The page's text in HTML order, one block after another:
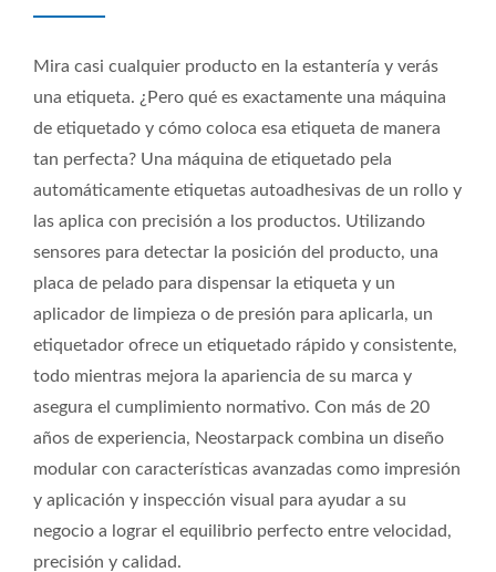
Mira casi cualquier producto en la estantería y verás
una etiqueta. ¿Pero qué es exactamente una máquina
de etiquetado y cómo coloca esa etiqueta de manera
tan perfecta? Una máquina de etiquetado pela
automáticamente etiquetas autoadhesivas de un rollo y
las aplica con precisión a los productos. Utilizando
sensores para detectar la posición del producto, una
placa de pelado para dispensar la etiqueta y un
aplicador de limpieza o de presión para aplicarla, un
etiquetador ofrece un etiquetado rápido y consistente,
todo mientras mejora la apariencia de su marca y
asegura el cumplimiento normativo. Con más de 20
años de experiencia, Neostarpack combina un diseño
modular con características avanzadas como impresión
y aplicación y inspección visual para ayudar a su
negocio a lograr el equilibrio perfecto entre velocidad,
precisión y calidad.